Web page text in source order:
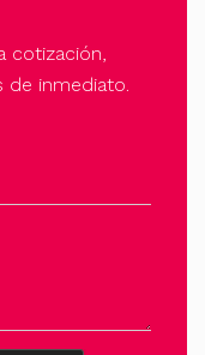
cotización,
de inmediato.